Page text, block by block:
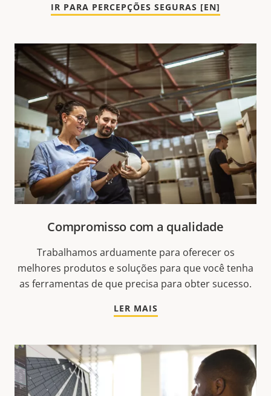
IR PARA PERCEPÇÕES SEGURAS [EN]
Compromisso com a qualidade
Trabalhamos arduamente para oferecer os
melhores produtos e soluções para que você tenha
as ferramentas de que precisa para obter sucesso.
LER MAIS